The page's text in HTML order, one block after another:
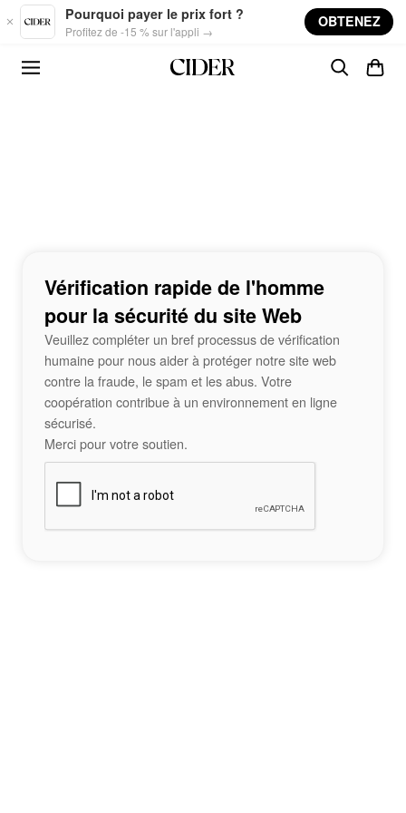
Skip to main content
Pourquoi payer le prix fort ?
Profitez de -15 % sur l'appli →
OBTENEZ
Vérification rapide de l'homme
pour la sécurité du site Web
Veuillez compléter un bref processus de vérification
humaine pour nous aider à protéger notre site web
contre la fraude, le spam et les abus. Votre
coopération contribue à un environnement en ligne
sécurisé.
Merci pour votre soutien.